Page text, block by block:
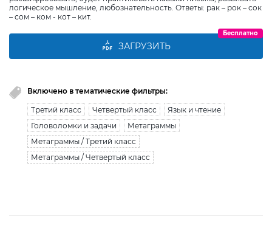
логическое мышление, любознательность. Ответы: рак – рок – сок
– сом – ком - кот – кит.
ЗАГРУЗИТЬ
Бесплатно
Включено в тематические фильтры:
Третий класс Четвертый класс
Язык и чтение
Головоломки и задачи
Метаграммы
Метаграммы / Третий класс
Метаграммы / Четвертый класс